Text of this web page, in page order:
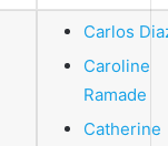
Carlos
Caroline
Ramade
Catherine